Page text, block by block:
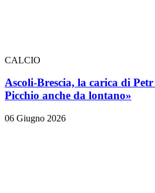
CALCIO
Ascoli-Brescia, la carica di
Picchio anche da lontano»
06 Giugno 2026